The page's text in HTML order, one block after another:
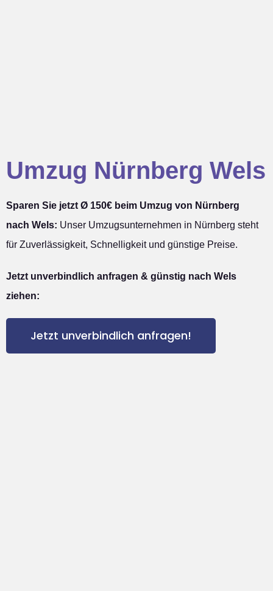
Umzug Nürnberg Wels
Sparen Sie jetzt Ø 150€ beim Umzug von Nürnberg
nach Wels: Unser Umzugsunternehmen in Nürnberg steht
für Zuverlässigkeit, Schnelligkeit und günstige Preise.
Jetzt unverbindlich anfragen & günstig nach Wels
ziehen:
Jetzt unverbindlich anfragen!